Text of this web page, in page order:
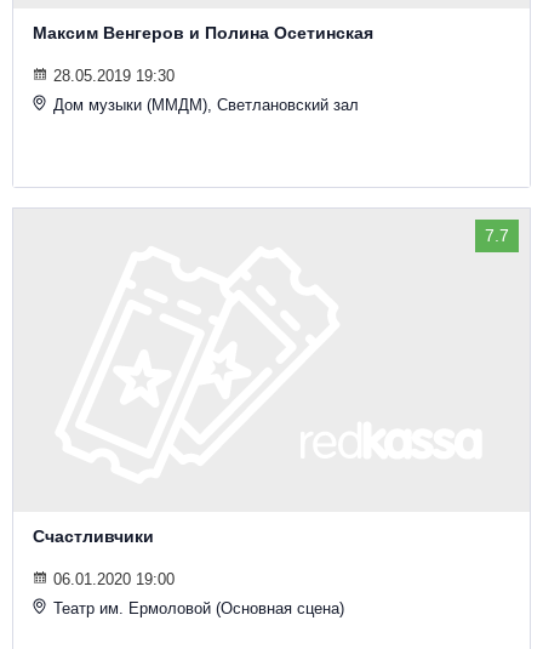
Максим Венгеров и Полина Осетинская
28.05.2019 19:30
Дом музыки (ММДМ), Светлановский зал
7.7
Счастливчики
06.01.2020 19:00
Театр им. Ермоловой (Основная сцена)